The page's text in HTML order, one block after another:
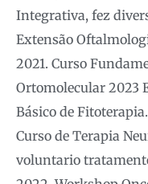
Integrativa, fez
Extensão
2021. Curso
Ortomolecular 2023
Básico de
Curso de Terapia
voluntario